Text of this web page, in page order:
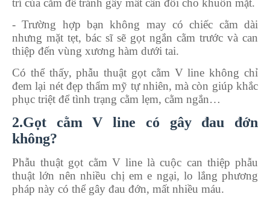
trí của cằm để tránh gây mất cân đối cho khuôn mặt.
- Trường hợp bạn không may có chiếc cằm dài
nhưng mặt tẹt, bác sĩ sẽ gọt ngắn cằm trước và can
thiệp đến vùng xương hàm dưới tai.
Có thể thấy, phẫu thuật gọt cằm V line không chỉ
đem lại nét đẹp thẩm mỹ tự nhiên, mà còn giúp khắc
phục triệt để tình trạng cằm lẹm, cằm ngắn…
2.Gọt cằm V line có gây đau đớn
không?
Phẫu thuật gọt cằm V line là cuộc can thiệp phẫu
thuật lớn nên nhiều chị em e ngại, lo lắng phương
pháp này có thể gây đau đớn, mất nhiều máu.